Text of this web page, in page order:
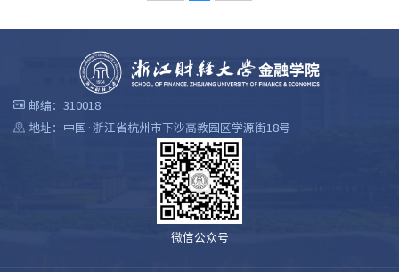
邮编：310018
地址：中国·浙江省杭州市下沙高教园区学源街18号
微信公众号